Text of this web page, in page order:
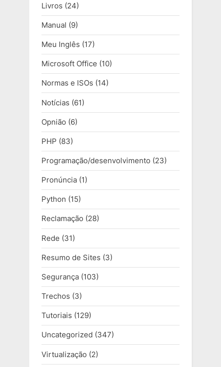
Livros (24)
Manual (9)
Meu Inglês (17)
Microsoft Office (10)
Normas e ISOs (14)
Notícias (61)
Opnião (6)
PHP (83)
Programação/desenvolvimento (23)
Pronúncia (1)
Python (15)
Reclamação (28)
Rede (31)
Resumo de Sites (3)
Segurança (103)
Trechos (3)
Tutoriais (129)
Uncategorized (347)
Virtualização (2)